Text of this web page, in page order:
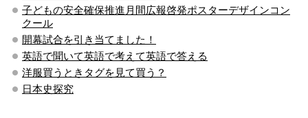
子どもの安全確保推進月間広報啓発ポスターデザインコン
クール
開幕試合を引き当てました！
英語で聞いて英語で考えて英語で答える
洋服買うときタグを見て買う？
日本史探究